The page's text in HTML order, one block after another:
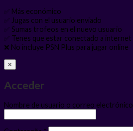
✅ Más económico
✅ Jugas con el usuario enviado
✅ Sumas trofeos en el nuevo usuario
✅ Tenes que estar conectado a internet
❌ No incluye PSN Plus para jugar online
×
Acceder
Nombre de usuario o correo electrónico